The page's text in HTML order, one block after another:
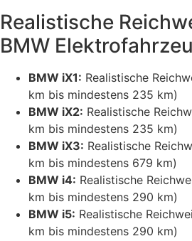
Realistische
BMW
BMW iX1: Realistische
km bis mindestens 235 km)
BMW iX2: Realistische
km bis mindestens 235 km)
BMW iX3: Realistische
km bis mindestens 679 km)
BMW i4: Realistische
km bis mindestens 290 km)
BMW i5: Realistische
km bis mindestens 290 km)